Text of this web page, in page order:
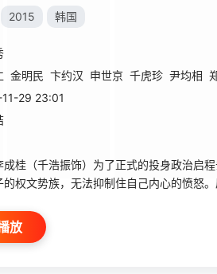
2015 韩国
金明民 卞约汉 申世京 千虎珍 尹均相
29 23:01
（千浩振饰）为了正式的投身政治启程
的权文势族，无法抑制住自己内心的愤怒
放